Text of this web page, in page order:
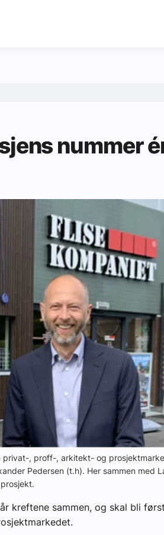
Nyheter
nummer
privat-, proff-, arkitekt- og
Pedersen (t.h). Her sammen med
kreftene sammen, og skal bli